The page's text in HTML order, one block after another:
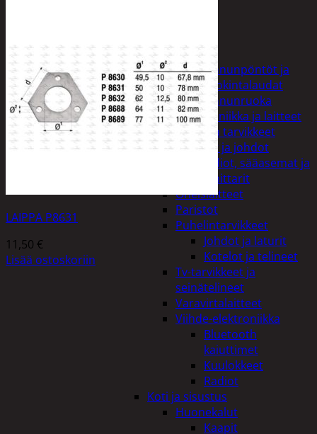
Linnut
Linnunpöntöt ja
ruokintalaudat
Linnunruoka
Kodin elektroniikka ja laitteet
Imurit ja tarvikkeet
Kaapelit ja johdot
Kelloradiot, sääasemat ja
lämpömittarit
Oheislaitteet
Paristot
Puhelintarvikkeet
Johdot ja laturit
Kotelot ja telineet
Tv-tarvikkeet ja
seinätelineet
Varavirtalaitteet
Viihde-elektroniikka
Bluetooth
kaiuttimet
Kuulokkeet
Radiot
Koti ja sisustus
Huonekalut
Kaapit
LAIPPA P8631
11,50 €
Lisää ostoskoriin